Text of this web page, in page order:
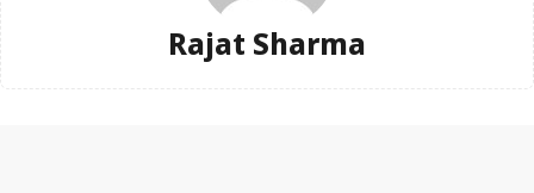
Rajat Sharma